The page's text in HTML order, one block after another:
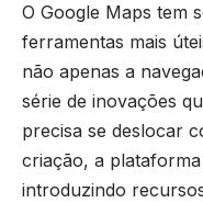
O Google Maps tem
ferramentas mais
não apenas a
série de inovações
precisa se deslocar
criação, a
introduzindo